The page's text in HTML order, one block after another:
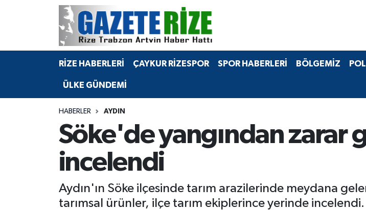
RİZE HABERLERİ ÇAYKUR RİZESPOR SPOR HABERLERİ BÖLGEMİZ
ÜLKE GÜNDEMİ
HABERLER AYDIN
Söke'de yangından zarar
incelendi
Aydın'ın Söke ilçesinde tarım arazilerinde meydana
tarımsal ürünler, ilçe tarım ekiplerince yerinde incelendi.
BÖLGEMİZ
Bilim Teknoloji
Advertising news
Merkez Nöbetçi Eczaneler
Merkez Hava Durumu
Merkez Trafik Yoğunluk Haritası
Tüm Manşetler
Son Dakika Haberleri
Haber Arşivi